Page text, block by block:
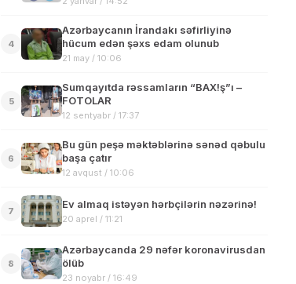
4
Azərbaycanın İrandakı səfirliyinə
hücum edən şəxs edam olunub
21 may / 10:06
5
Sumqayıtda rəssamların “BAX!ş”ı –
FOTOLAR
12 sentyabr / 17:37
6
Bu gün peşə məktəblərinə sənəd qəbulu
başa çatır
12 avqust / 10:06
7
Ev almaq istəyən hərbçilərin nəzərinə!
20 aprel / 11:21
8
Azərbaycanda 29 nəfər koronavirusdan
ölüb
23 noyabr / 16:49